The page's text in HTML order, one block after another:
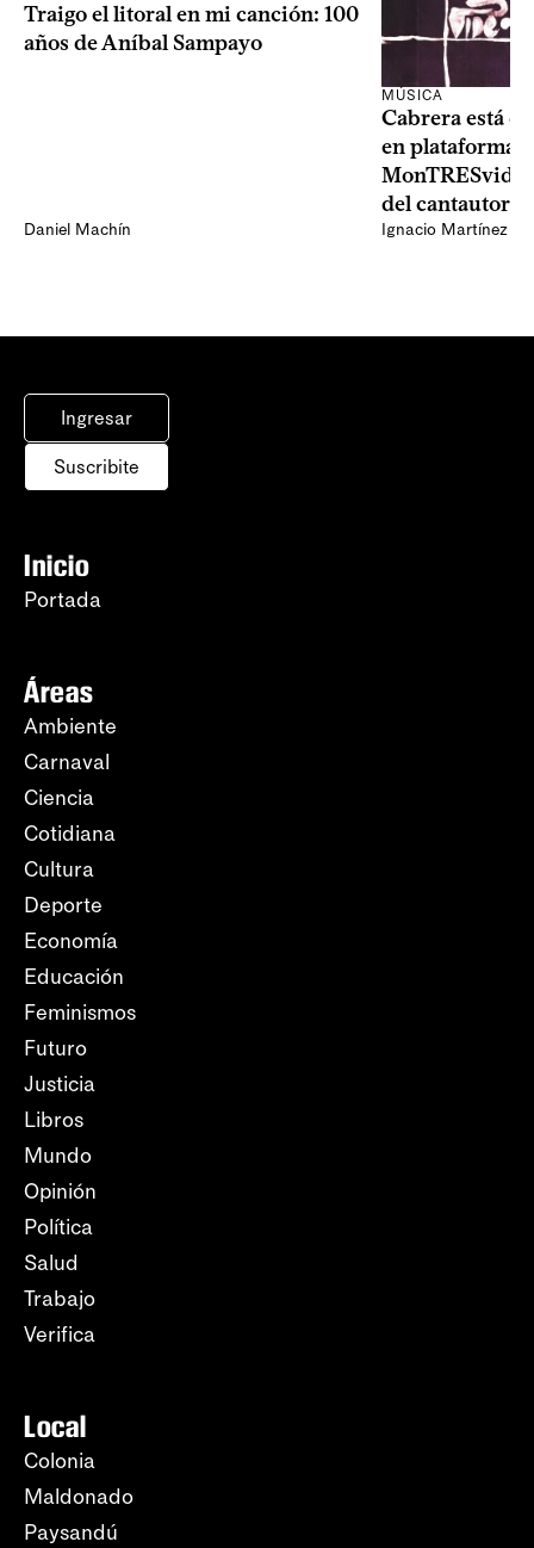
Traigo el litoral en mi canción: 100
años de Aníbal Sampayo
Daniel Machín
MÚSICA
Cabrera está
en plataformas
del cantautor
Ignacio Martínez
Ingresar
Suscribite
Inicio
Portada
Áreas
Ambiente
Carnaval
Ciencia
Cotidiana
Cultura
Deporte
Economía
Educación
Feminismos
Futuro
Justicia
Libros
Mundo
Opinión
Política
Salud
Trabajo
Verifica
Local
Colonia
Maldonado
Paysandú